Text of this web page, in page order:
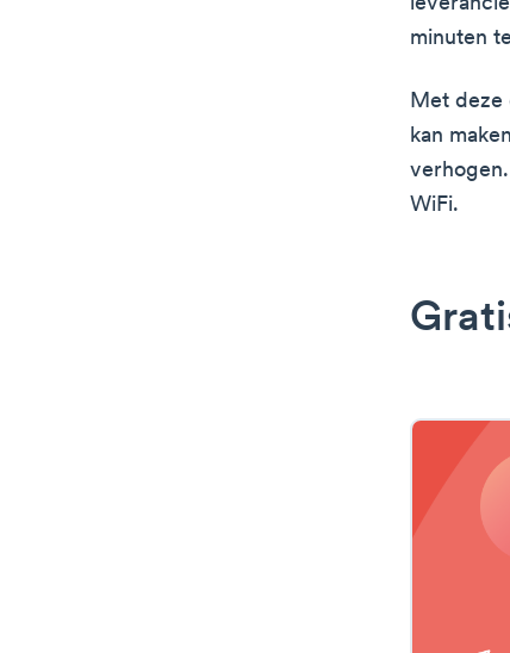
minuten
Met deze
kan
WiFi.